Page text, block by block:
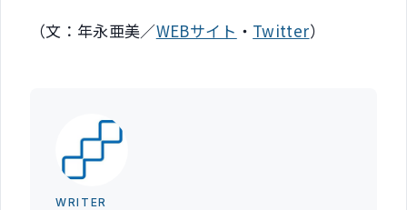
（文：年永亜美／WEBサイト ・ Twitter）
WRITER